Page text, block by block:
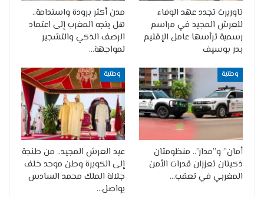
تاوريرت تجدد عهد الوفاء
للعرش المجيد في مراسم
رسمية ترأسها عامل الإقليم
بدر بوسيف
مدن أكثر برودة واستدامة..
هل يتجه المغرب إلى اعتماد
الرصف الذكي والتشجير
لمواجهة…
وطنية
أمان” و”مدار”.. منظومتان
ذكيتان تعززان قدرات الأمن
المغربي في تعقب…
وطنية
عيد العرش المجيد.. من طنجة
إلى الكويرة وطن موحد خلف
جلالة الملك محمد السادس
يواصل…